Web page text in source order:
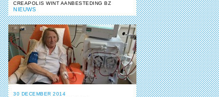
CREAPOLIS WINT AANBESTEDING BZ
NIEUWS
30 DECEMBER 2014